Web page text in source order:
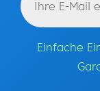
Einfache